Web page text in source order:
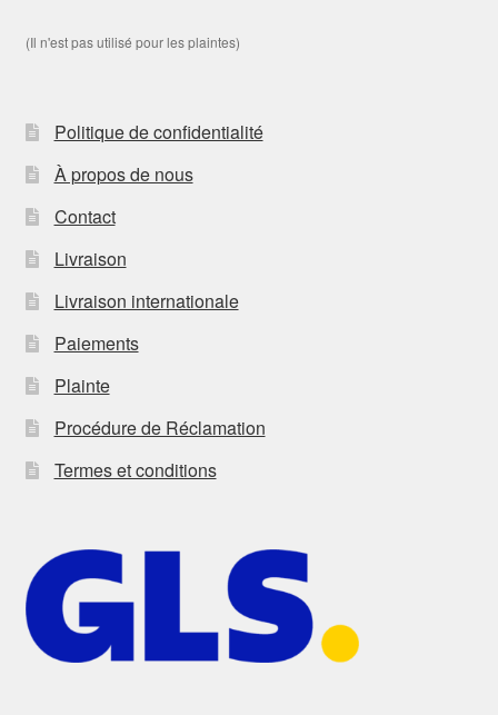
(Il n'est pas utilisé pour les plaintes)
Politique de confidentialité
À propos de nous
Contact
Livraison
Livraison internationale
Paiements
Plainte
Procédure de Réclamation
Termes et conditions